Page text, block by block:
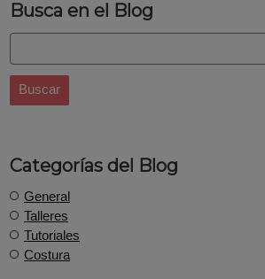
Busca en el Blog
Categorías del Blog
General
Talleres
Tutoriales
Costura